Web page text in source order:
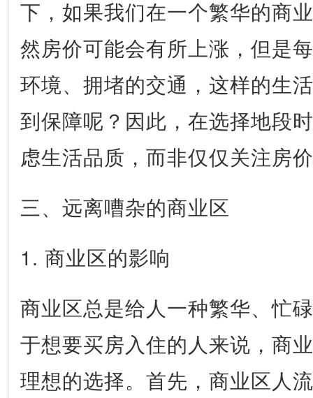
下，如果我们在一个繁华的商
然房价可能会有所上涨，但是
环境、拥堵的交通，这样的生
到保障呢？因此，在选择地段
虑生活品质，而非仅仅关注房
三、远离嘈杂的商业区
1. 商业区的影响
商业区总是给人一种繁华、忙
于想要买房入住的人来说，商
理想的选择。首先，商业区人